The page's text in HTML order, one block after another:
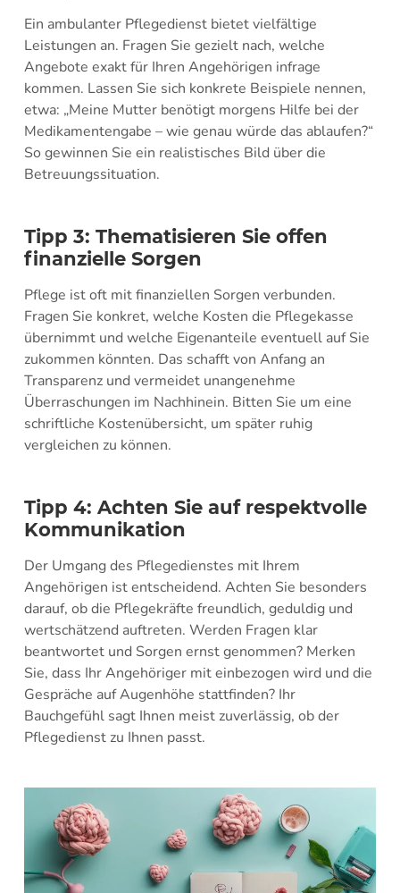
Ein ambulanter Pflegedienst bietet vielfältige
Leistungen an. Fragen Sie gezielt nach, welche
Angebote exakt für Ihren Angehörigen infrage
kommen. Lassen Sie sich konkrete Beispiele nennen,
etwa: „Meine Mutter benötigt morgens Hilfe bei der
Medikamentengabe – wie genau würde das ablaufen?“
So gewinnen Sie ein realistisches Bild über die
Betreuungssituation.
Tipp 3: Thematisieren Sie offen
finanzielle Sorgen
Pflege ist oft mit finanziellen Sorgen verbunden.
Fragen Sie konkret, welche Kosten die Pflegekasse
übernimmt und welche Eigenanteile eventuell auf Sie
zukommen könnten. Das schafft von Anfang an
Transparenz und vermeidet unangenehme
Überraschungen im Nachhinein. Bitten Sie um eine
schriftliche Kostenübersicht, um später ruhig
vergleichen zu können.
Tipp 4: Achten Sie auf respektvolle
Kommunikation
Der Umgang des Pflegedienstes mit Ihrem
Angehörigen ist entscheidend. Achten Sie besonders
darauf, ob die Pflegekräfte freundlich, geduldig und
wertschätzend auftreten. Werden Fragen klar
beantwortet und Sorgen ernst genommen? Merken
Sie, dass Ihr Angehöriger mit einbezogen wird und die
Gespräche auf Augenhöhe stattfinden? Ihr
Bauchgefühl sagt Ihnen meist zuverlässig, ob der
Pflegedienst zu Ihnen passt.